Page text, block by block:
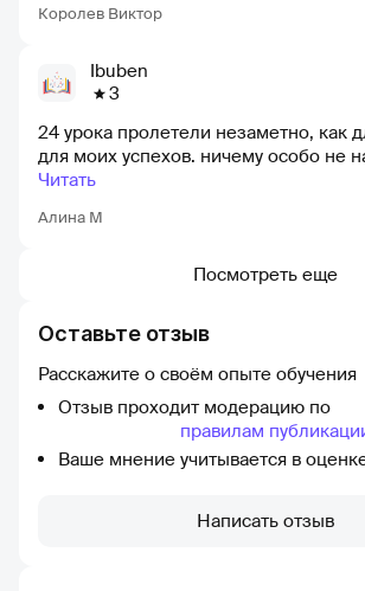
Оставьте отзыв
Расскажите о своём опыте обучения
Отзыв проходит модерацию по
правилам
Ваше мнение учитывается в
Написать отзыв
Королев Виктор
Ibuben
3
Алина М
24 урока пролетели незаметно, как
для моих успехов. ничему особо не
Читать
Посмотреть еще